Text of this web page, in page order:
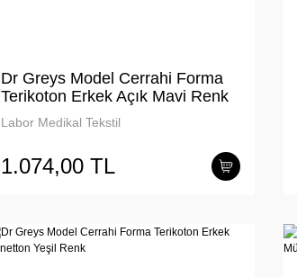
Dr Greys Model Cerrahi Forma
Terikoton Erkek Açık Mavi Renk
Labor Medikal Tekstil
1.074,00 TL